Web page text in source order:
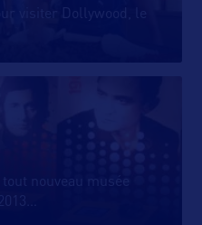
visiter Dollywood, le
nouveau musée